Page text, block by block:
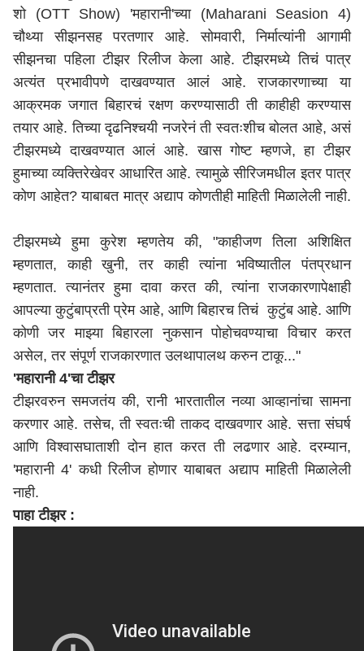
शो (OTT Show) 'महारानी'च्या (Maharani Seasion 4)
चौथ्या सीझनसह परतणार आहे. सोमवारी, निर्मात्यांनी आगामी
सीझनचा पहिला टीझर रिलीज केला आहे. टीझरमध्ये तिचं पात्र
अत्यंत प्रभावीपणे दाखवण्यात आलं आहे. राजकारणाच्या या
आक्रमक जगात बिहारचं रक्षण करण्यासाठी ती काहीही करण्यास
तयार आहे. तिच्या दृढनिश्चयी नजरेनं ती स्वतःशीच बोलत आहे, असं
टीझरमध्ये दाखवण्यात आलं आहे. खास गोष्ट म्हणजे, हा टीझर
हुमाच्या व्यक्तिरेखेवर आधारित आहे. त्यामुळे सीरिजमधील इतर पात्र
कोण आहेत? याबाबत मात्र अद्याप कोणतीही माहिती मिळालेली नाही.
टीझरमध्ये हुमा कुरेश म्हणतेय की, "काहीजण तिला अशिक्षित
म्हणतात, काही खुनी, तर काही त्यांना भविष्यातील पंतप्रधान
म्हणतात. त्यानंतर हुमा दावा करत की, त्यांना राजकारणापेक्षाही
आपल्या कुटुंबाप्रती प्रेम आहे, आणि बिहारच तिचं कुटुंब आहे. आणि
कोणी जर माझ्या बिहारला नुकसान पोहोचवण्याचा विचार करत
असेल, तर संपूर्ण राजकारणात उलथापालथ करुन टाकू..."
'महारानी 4'चा टीझर
टीझरवरुन समजतंय की, रानी भारतातील नव्या आव्हानांचा सामना
करणार आहे. तसेच, ती स्वतःची ताकद दाखवणार आहे. सत्ता संघर्ष
आणि विश्वासघाताशी दोन हात करत ती लढणार आहे. दरम्यान,
'महारानी 4' कधी रिलीज होणार याबाबत अद्याप माहिती मिळालेली
नाही.
पाहा टीझर :